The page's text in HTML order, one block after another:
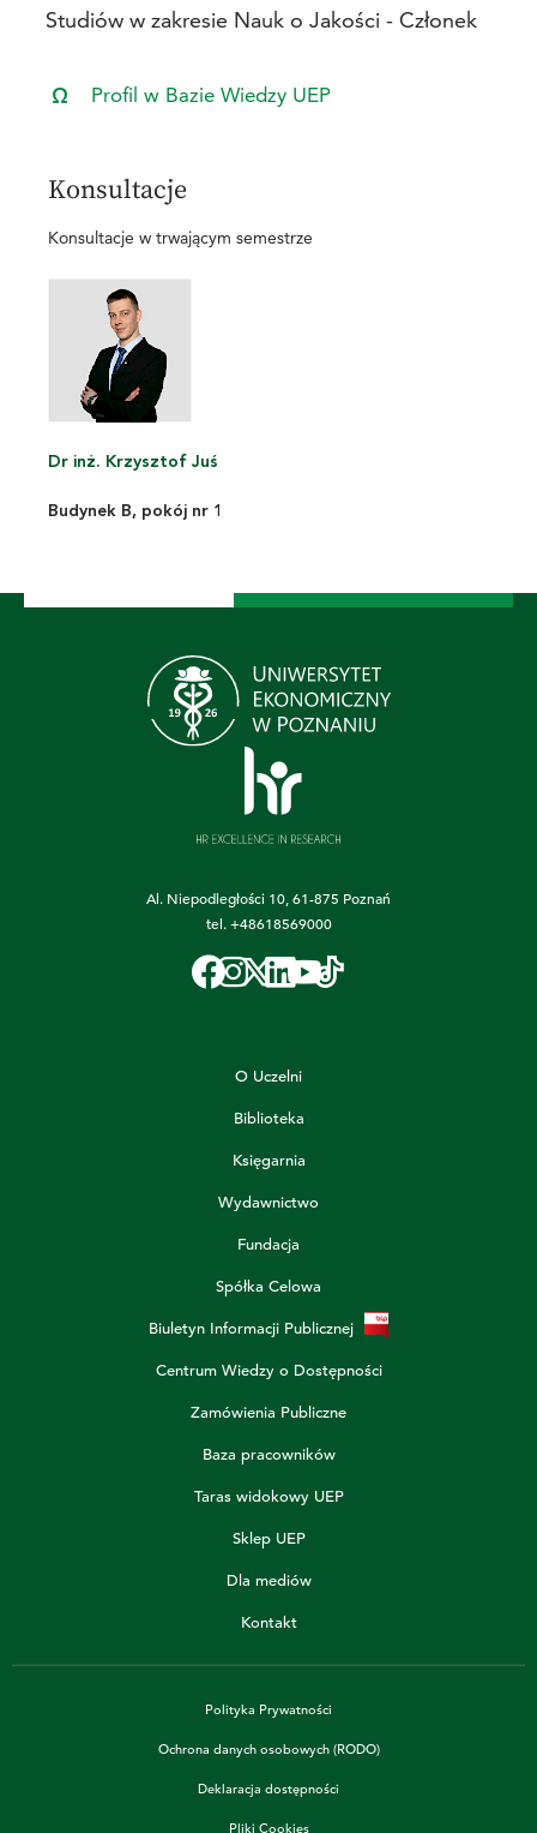
Studiów w zakresie Nauk o Jakości - Członek
Profil w Bazie Wiedzy UEP
Konsultacje
Konsultacje w trwającym semestrze
Dr inż. Krzysztof Juś
Budynek B, pokój nr 1
Al. Niepodległości 10, 61-875 Poznań
tel.+48618569000
O Uczelni
Biblioteka
Księgarnia
Wydawnictwo
Fundacja
Spółka Celowa
Biuletyn Informacji Publicznej
Centrum Wiedzy o Dostępności
Zamówienia Publiczne
Baza pracowników
Taras widokowy UEP
Sklep UEP
Dla mediów
Kontakt
Polityka Prywatności
Ochrona danych osobowych (RODO)
Deklaracja dostępności
Pliki Cookies